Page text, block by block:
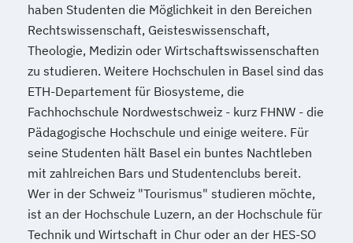
haben Studenten die Möglichkeit in den Bereichen
Rechtswissenschaft, Geisteswissenschaft,
Theologie, Medizin oder Wirtschaftswissenschaften
zu studieren. Weitere Hochschulen in Basel sind das
ETH-Departement für Biosysteme, die
Fachhochschule Nordwestschweiz - kurz FHNW - die
Pädagogische Hochschule und einige weitere. Für
seine Studenten hält Basel ein buntes Nachtleben
mit zahlreichen Bars und Studentenclubs bereit.
Wer in der Schweiz "Tourismus" studieren möchte,
ist an der Hochschule Luzern, an der Hochschule für
Technik und Wirtschaft in Chur oder an der HES-SO